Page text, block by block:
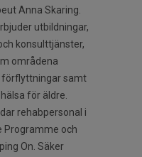
Anna Skaring.
utbildningar,
konsulttjänster,
områdena
samt
för äldre.
rehabpersonal i
Programme och
On. Säker